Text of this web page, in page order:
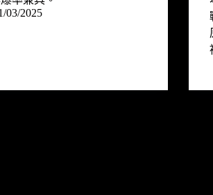
03/2025